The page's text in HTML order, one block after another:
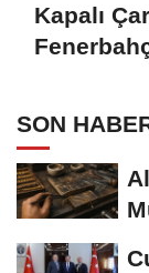
Kapalı
SON